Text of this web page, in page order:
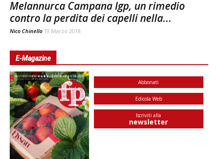
Melannurca Campana Igp, un rimedio
contro la perdita dei capelli nella...
Nico Chinello 19 Marzo 2018
E-Magazine
Abbonati
Edicola Web
Iscriviti alla
newsletter